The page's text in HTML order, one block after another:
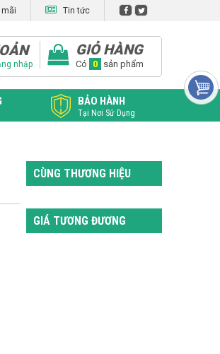
mãi Tin tức
nhập
GIỎ HÀNG
Có 0 sản phẩm
BẢO HÀNH
Tại Nơi Sử Dụng
CÙNG THƯƠNG HIỆU
GIÁ TƯƠNG ĐƯƠNG